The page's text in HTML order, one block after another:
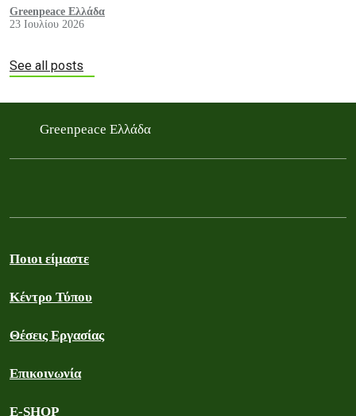
εκατομμύρια πολίτες κάθε καλοκαίρι, και ειδικά σε περιόδους
καύσωνα, μέσα στα ίδια τους τα σπίτια.
Greenpeace Ελλάδα
23 Ιουλίου 2026
See all posts
Greenpeace Ελλάδα
Ποιοι είμαστε
Κέντρο Τύπου
Θέσεις Εργασίας
Επικοινωνία
E-SHOP